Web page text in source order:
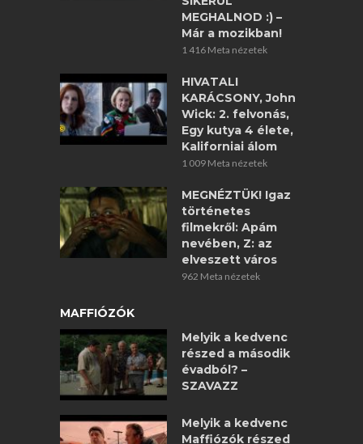
MEGHALNOD :) –
Már a mozikban!
1 416 Meta nézetek
HIVATALI
KARÁCSONY, John
Wick: 2. felvonás,
Egy kutya 4 élete,
Kaliforniai álom
1 009 Meta nézetek
MEGNÉZTÜK! Igaz
történetes
filmekről: Apám
nevében, Z: az
elveszett város
962 Meta nézetek
MAFFIÓZÓK
Melyik a kedvenc
részed a második
évadból? –
SZAVAZZ
Melyik a kedvenc
Maffiózók részed